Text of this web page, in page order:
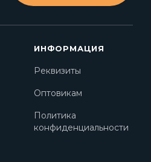
ИНФОРМАЦИЯ
Реквизиты
Оптовикам
Политика
конфиденциальности